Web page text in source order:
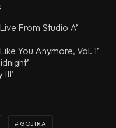
From Studio A’
You Anymore, Vol. 1’
III’
GOJIRA